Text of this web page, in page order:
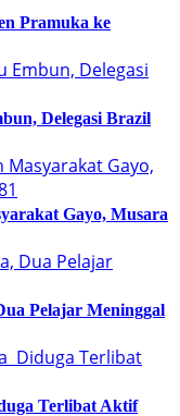
Pramuka ke
Delegasi Brazil
Gayo, Musara
Pelajar Meninggal
Terlibat Aktif